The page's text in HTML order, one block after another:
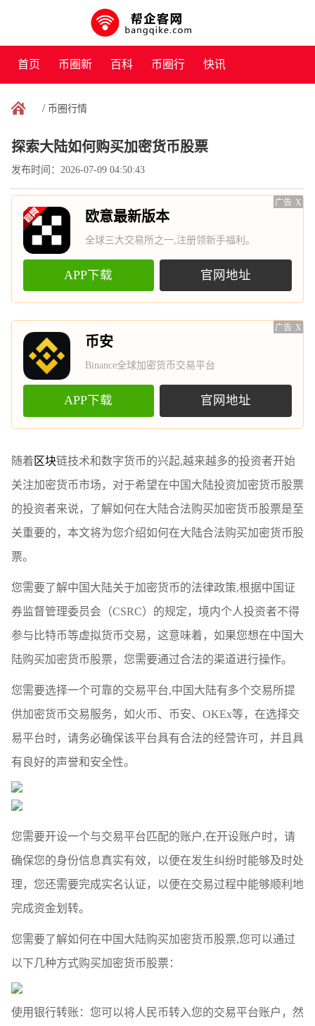
首页 币圈新
闻
百科 币圈行 快讯
/ 币圈行情
探索大陆如何购买加密货币股票
发布时间：2026-07-09 04:50:43
广告 X
欧意最新版本
全球三大交易所之一,注册领新手福利。
APP下载 官网地址
广告 X
币安
Binance全球加密货币交易平台
APP下载 官网地址
随着 区块链技术和数字货币的兴起,越来越多的投资者开始
关注加密货币市场，对于希望在中国大陆投资加密货币股票
的投资者来说，了解如何在大陆合法购买加密货币股票是至
关重要的，本文将为您介绍如何在大陆合法购买加密货币股
票。
您需要了解中国大陆关于加密货币的法律政策,根据中国证
券监督管理委员会（CSRC）的规定，境内个人投资者不得
参与比特币等虚拟货币交易，这意味着，如果您想在中国大
陆购买加密货币股票，您需要通过合法的渠道进行操作。
您需要选择一个可靠的交易平台,中国大陆有多个交易所提
供加密货币交易服务，如火币、币安、OKEx等，在选择交
易平台时，请务必确保该平台具有合法的经营许可，并且具
有良好的声誉和安全性。
您需要开设一个与交易平台匹配的账户,在开设账户时，请
确保您的身份信息真实有效，以便在发生纠纷时能够及时处
理，您还需要完成实名认证，以便在交易过程中能够顺利地
完成资金划转。
您需要了解如何在中国大陆购买加密货币股票,您可以通过
以下几种方式购买加密货币股票：
使用银行转账：您可以将人民币转入您的交易平台账户，然